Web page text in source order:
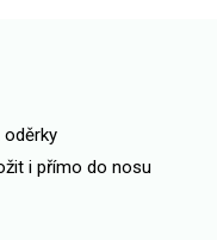
oděrky
i přímo do nosu